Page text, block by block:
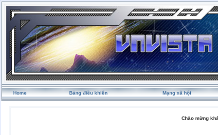
Home Bảng điều khiển Mạng xã hội
Chào mừng